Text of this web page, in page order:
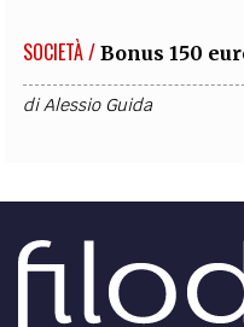
SOCIETÀ / Bonus 150
diAlessio Guida